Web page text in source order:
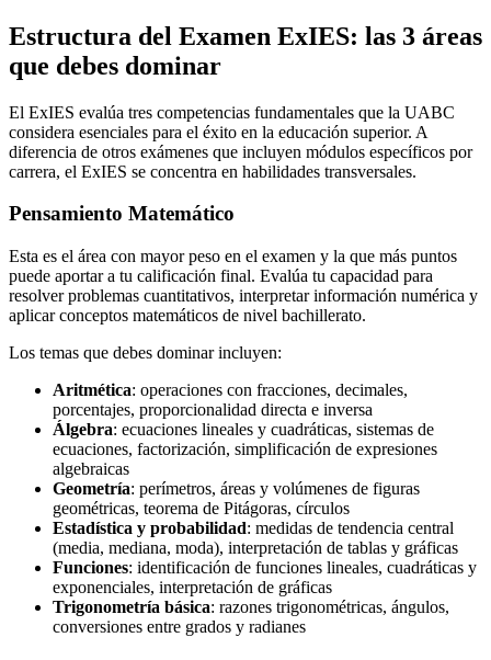
Estructura del Examen ExIES: las 3 áreas
que debes dominar
El ExIES evalúa tres competencias fundamentales que la UABC
considera esenciales para el éxito en la educación superior. A
diferencia de otros exámenes que incluyen módulos específicos por
carrera, el ExIES se concentra en habilidades transversales.
Pensamiento Matemático
Esta es el área con mayor peso en el examen y la que más puntos
puede aportar a tu calificación final. Evalúa tu capacidad para
resolver problemas cuantitativos, interpretar información numérica y
aplicar conceptos matemáticos de nivel bachillerato.
Los temas que debes dominar incluyen:
Aritmética: operaciones con fracciones, decimales,
porcentajes, proporcionalidad directa e inversa
Álgebra: ecuaciones lineales y cuadráticas, sistemas de
ecuaciones, factorización, simplificación de expresiones
algebraicas
Geometría: perímetros, áreas y volúmenes de figuras
geométricas, teorema de Pitágoras, círculos
Estadística y probabilidad: medidas de tendencia central
(media, mediana, moda), interpretación de tablas y gráficas
Funciones: identificación de funciones lineales, cuadráticas y
exponenciales, interpretación de gráficas
Trigonometría básica: razones trigonométricas, ángulos,
conversiones entre grados y radianes